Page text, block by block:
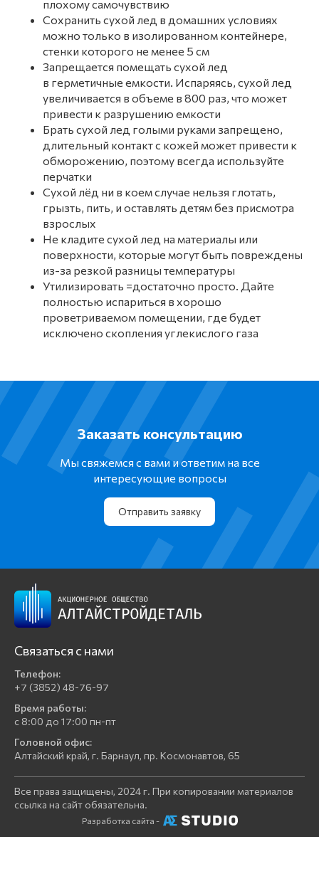
плохому самочувствию
Сохранить сухой лед в домашних условиях
можно только в изолированном контейнере,
стенки которого не менее 5 см
Запрещается помещать сухой лед
в герметичные емкости. Испаряясь, сухой лед
увеличивается в объеме в 800 раз, что может
привести к разрушению емкости
Брать сухой лед голыми руками запрещено,
длительный контакт с кожей может привести к
обморожению, поэтому всегда используйте
перчатки
Сухой лёд ни в коем случае нельзя глотать,
грызть, пить, и оставлять детям без присмотра
взрослых
Не кладите сухой лед на материалы или
поверхности, которые могут быть повреждены
из-за резкой разницы температуры
Утилизировать =достаточно просто. Дайте
полностью испариться в хорошо
проветриваемом помещении, где будет
исключено скопления углекислого газа
Заказать консультацию
Мы свяжемся с вами и ответим на все
интересующие вопросы
Отправить заявку
Связаться с нами
Телефон:
+7 (3852) 48-76-97
Время работы:
с 8:00 до 17:00 пн-пт
Головной офис:
Алтайский край, г. Барнаул, пр. Космонавтов, 65
Все права защищены, 2024 г. При копировании материалов
ссылка на сайт обязательна.
Разработка сайта -